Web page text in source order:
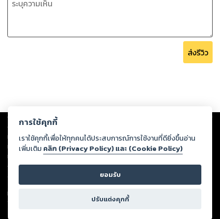
ส่งรีวิว
Copyright © 2026
ต่อผลงานหรือเนื้อหาใดที่อัปโหลดผ่านเว็บไซต์และปรากฏว่าละเมิดสิทธิใน
ทรัพย์สินทางปัญญาของบุคคลอื่นหรือขัดต่อกฎหมายและศีลธรรม ดังนั้น ผู้อ่าน
ทุกท่านโปรดใช้วิจารณญาณในการกลั่นกรองด้วยตนเอง และหากท่านพบว่าส่วน
หนึ่งส่วนใดขัดต่อกฎหมายและศีลธรรม กรุณาแจ้งมายังบริษัท เพื่อทีมงานจะได้
ดำเนินการในทันที ทั้งนี้ ทางสตอรี่ล็อกขอสงวนลิขสิทธิ์ตามพระราชบัญญัติ
ลิขสิทธิ์ พ.ศ. 2537 (ฉบับล่าสุด)
For support: member@ookbee.com
Version
การใช้คุกกี้
เราใช้คุกกี้เพื่อให้ทุกคนได้ประสบการณ์การใช้งานที่ดียิ่งขึ้นอ่าน
เพิ่มเติม คลิก (Privacy Policy) และ (Cookie Policy)
ยอมรับ
ปรับแต่งคุกกี้